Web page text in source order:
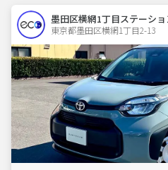
墨田区横網1丁目ステーショ
東京都墨田区横網1丁目2-13